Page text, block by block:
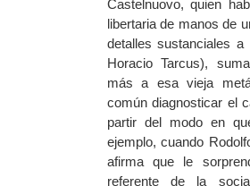
Castelnuovo, quien
libertaria de manos de
detalles sustanciales
Horacio Tarcus),
más a esa vieja
común diagnosticar el
partir del modo en
ejemplo, cuando
afirma que le
referente de la